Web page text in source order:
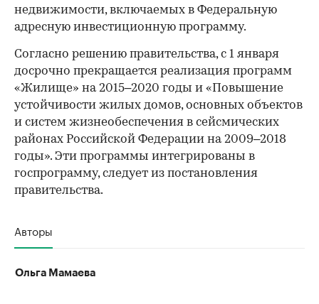
недвижимости, включаемых в Федеральную
адресную инвестиционную программу.
Согласно решению правительства, с 1 января
досрочно прекращается реализация программ
«Жилище» на 2015–2020 годы и «Повышение
устойчивости жилых домов, основных объектов
и систем жизнеобеспечения в сейсмических
районах Российской Федерации на 2009–2018
годы». Эти программы интегрированы в
госпрограмму, следует из постановления
правительства.
Авторы
Ольга Мамаева